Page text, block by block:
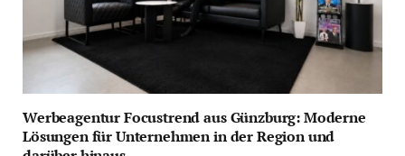
Werbeagentur Focustrend aus Günzburg: Moderne
Lösungen für Unternehmen in der Region und